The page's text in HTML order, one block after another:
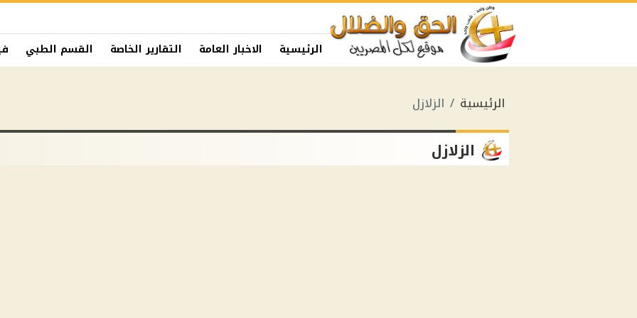
الرئيسية الاخبار العامة التقارير الخاصة القسم الطبي
الرئيسية الزلازل
الزلازل